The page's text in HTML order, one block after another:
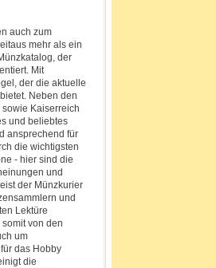
auch zum
mehr als ein
der
Mit
der die aktuelle
Neben den
Kaiserreich
und beliebtes
ansprechend für
die wichtigsten
- hier sind die
und
der Münzkurier
und
Lektüre
von den
um
das Hobby
die